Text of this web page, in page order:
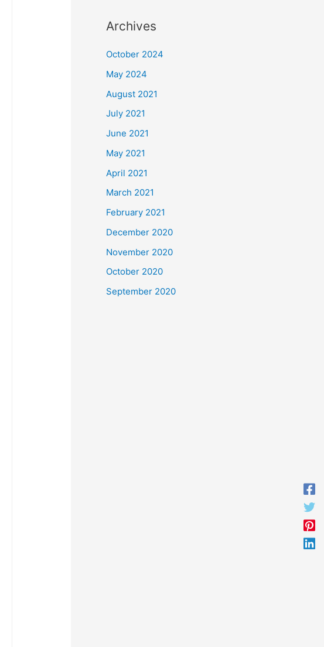
Archives
October 2024
May 2024
August 2021
July 2021
June 2021
May 2021
April 2021
March 2021
February 2021
December 2020
November 2020
October 2020
September 2020